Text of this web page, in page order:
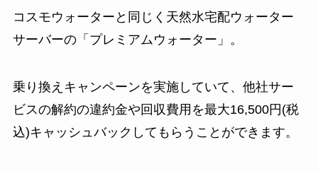
コスモウォーターと同じく天然水宅配ウォーター
サーバーの「プレミアムウォーター」。
乗り換えキャンペーンを実施していて、他社サー
ビスの解約の違約金や回収費用を最大16,500円(税
込)キャッシュバックしてもらうことができます。